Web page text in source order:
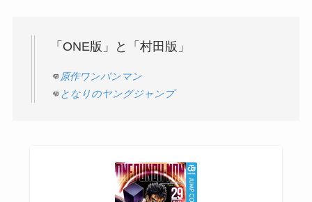
「ONE版」と「村田版」
👊原作ワンパンマン
👊 となりのヤングジャンプ